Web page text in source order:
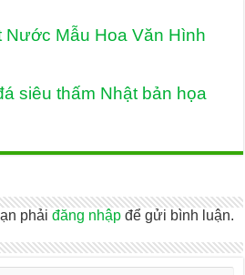
Nước Mẫu Hoa Văn Hình
siêu thấm Nhật bản họa
phảiđăng nhập để gửi bình luận.